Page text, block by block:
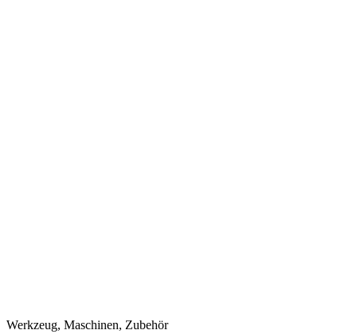
Werkzeug, Maschinen, Zubehör